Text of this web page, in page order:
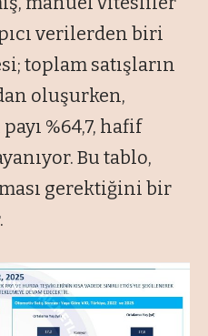
verilerden biri
toplam satışların
oluşurken,
%64,7, hafif
Bu tablo,
gerektiğini bir